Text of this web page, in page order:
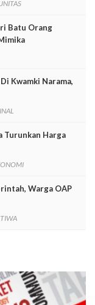
Batu Orang
Kwamki Narama,
Turunkan Harga
Warga OAP